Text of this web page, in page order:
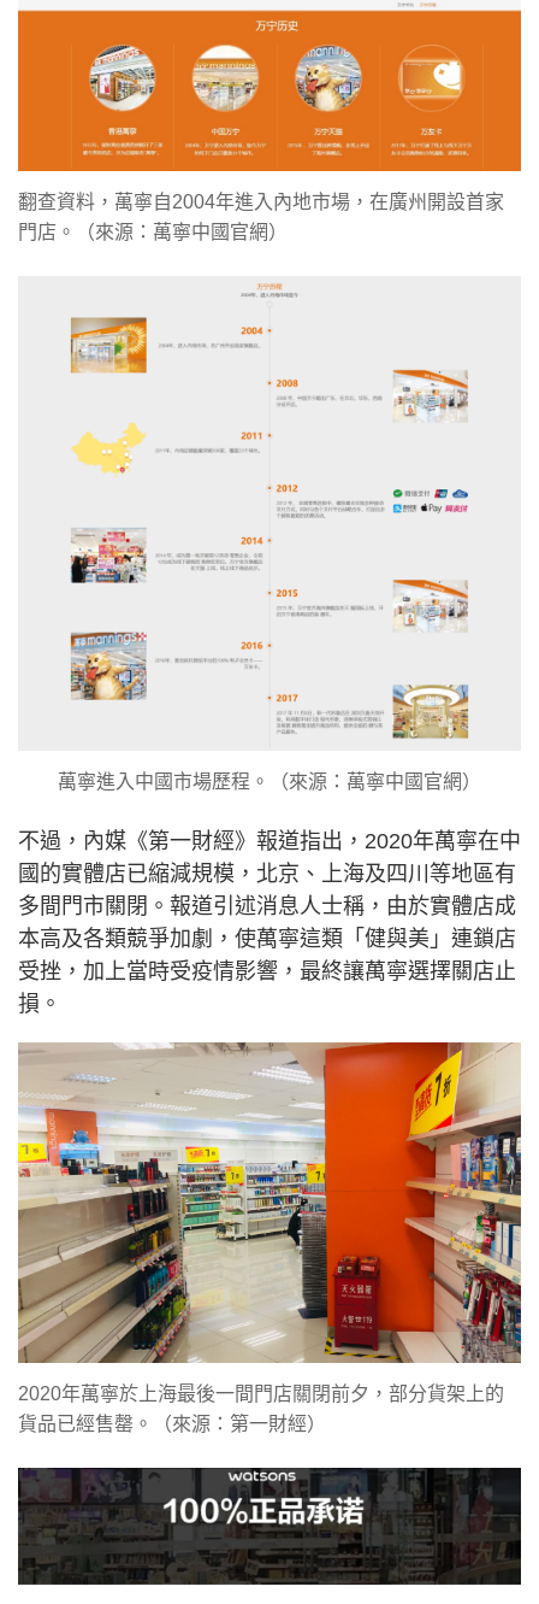
翻查資料，萬寧自2004年進入內地市場，在廣州開設首家
門店。（來源：萬寧中國官網）
萬寧進入中國市場歷程。（來源：萬寧中國官網）
不過，內媒《第一財經》報道指出，2020年萬寧在中
國的實體店已縮減規模，北京、上海及四川等地區有
多間門市關閉。報道引述消息人士稱，由於實體店成
本高及各類競爭加劇，使萬寧這類「健與美」連鎖店
受挫，加上當時受疫情影響，最終讓萬寧選擇關店止
損。
2020年萬寧於上海最後一間門店關閉前夕，部分貨架上的
貨品已經售罄。（來源：第一財經）